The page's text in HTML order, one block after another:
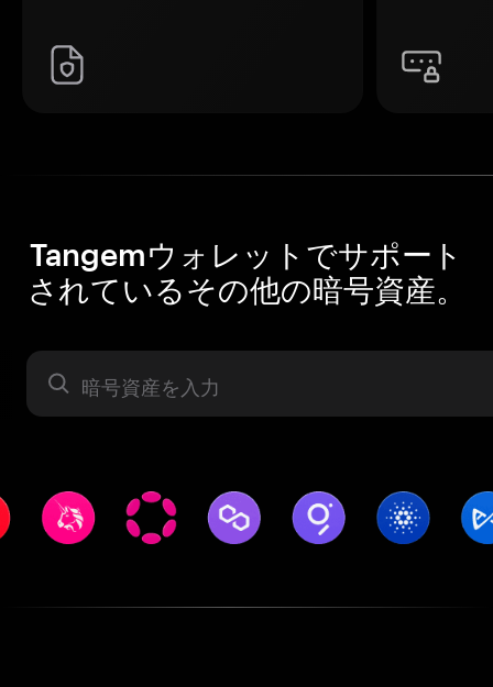
Tangemウォレットでサポート
されているその他の暗号資産。
暗号資産